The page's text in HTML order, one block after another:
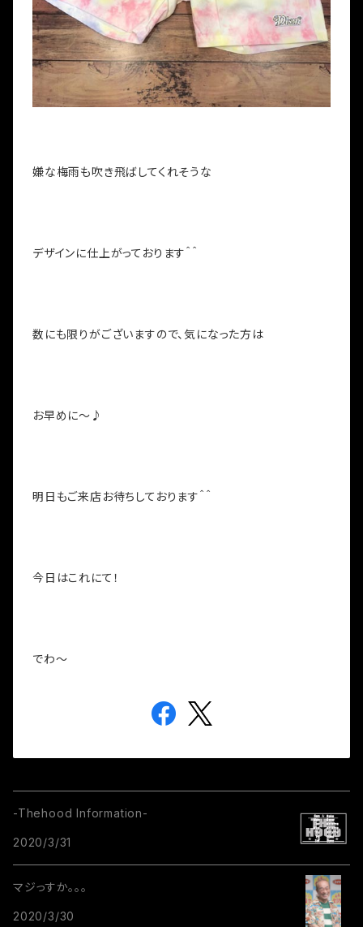
嫌な梅雨も吹き飛ばしてくれそうな
デザインに仕上がっております＾＾
数にも限りがございますので、気になった方は
お早めに～♪
明日もご来店お待ちしております＾＾
今日はこれにて！
でわ～
-Thehood Information-
2020/3/31
マジっすか。。。
2020/3/30